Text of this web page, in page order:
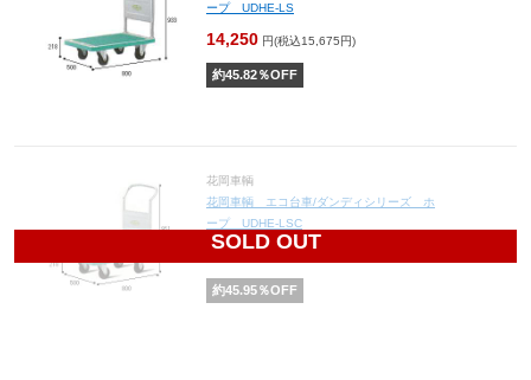
ープ UDHE-LS
14,250 円(税込15,675円)
約45.82％OFF
SOLD OUT
花岡車輌
花岡車輌 エコ台車/ダンディシリーズ ホ
ープ UDHE-LSC
15,620
約45.95％OFF